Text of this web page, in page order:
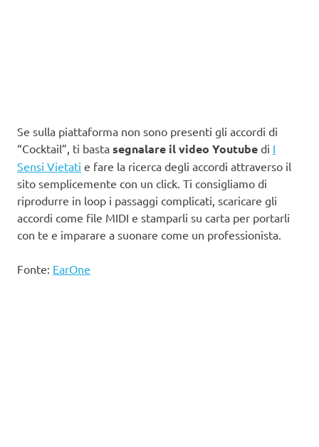
Se sulla piattaforma non sono presenti gli accordi di
“Cocktail”, ti basta segnalare il video Youtube di I
Sensi Vietati e fare la ricerca degli accordi attraverso il
sito semplicemente con un click. Ti consigliamo di
riprodurre in loop i passaggi complicati, scaricare gli
accordi come file MIDI e stamparli su carta per portarli
con te e imparare a suonare come un professionista.
Fonte: EarOne